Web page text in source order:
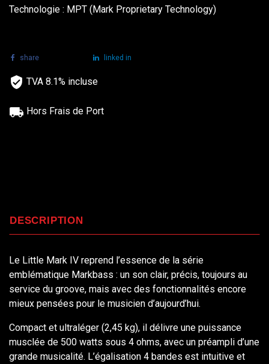
Technologie : MPT (Mark Proprietary Technology)
share linked in
TVA 8.1% incluse
Hors Frais de Port
DESCRIPTION
Le Little Mark IV reprend l’essence de la série
emblématique Markbass : un son clair, précis, toujours au
service du groove, mais avec des fonctionnalités encore
mieux pensées pour le musicien d’aujourd’hui.
Compact et ultraléger (2,45 kg), il délivre une puissance
musclée de 500 watts sous 4 ohms, avec un préampli d’une
grande musicalité. L’égalisation 4 bandes est intuitive et